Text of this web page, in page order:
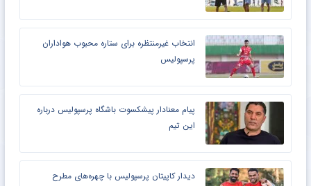
انتخاب غیرمنتظره برای ستاره محبوب هواداران
پرسپولیس
پیام معنادار پیشکسوت باشگاه پرسپولیس درباره
این تیم
دیدار کاپیتان پرسپولیس با چهره‌های مطرح